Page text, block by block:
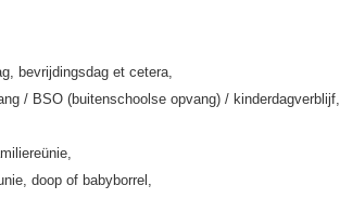
bevrijdingsdag et cetera,
/ BSO (buitenschoolse opvang) / kinderdagverblijf,
doop of babyborrel,